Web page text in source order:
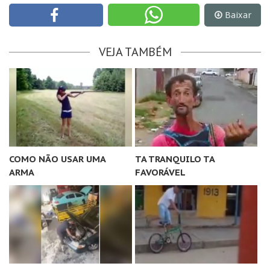
Baixar
VEJA TAMBÉM
COMO NÃO USAR UMA
ARMA
TA TRANQUILO TA
FAVORÁVEL